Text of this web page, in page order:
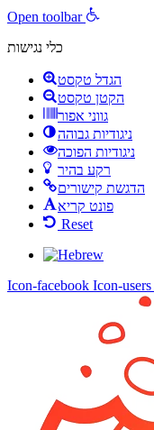
Open toolbar
כלי נגישות
הגדל טקסט
הקטן טקסט
גווני אפור
ניגודיות גבוהה
ניגודיות הפוכה
רקע בהיר
הדגשת קישורים
פונט קריא
Reset
Icon-facebook Icon-users